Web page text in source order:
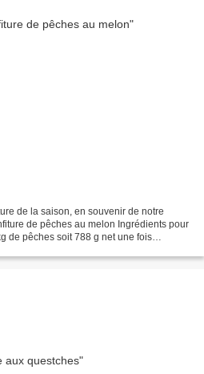
de la saison, en souvenir de notre
de pêches au melon Ingrédients pour
de pêches soit 788 g net une fois